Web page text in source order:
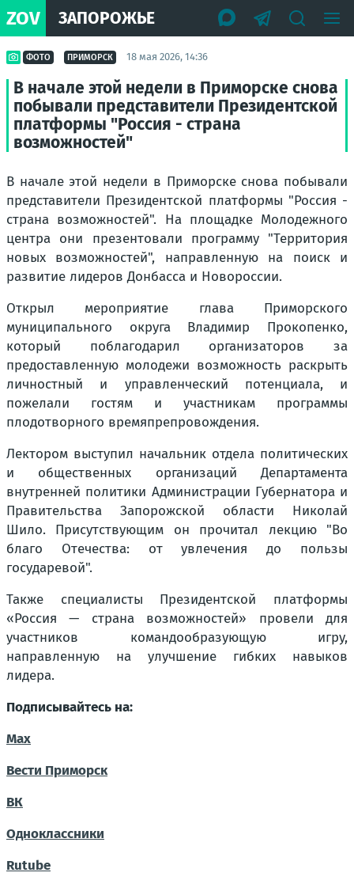
ZOV ЗАПОРОЖЬЕ
ФОТО ПРИМОРСК 18 мая 2026, 14:36
В начале этой недели в Приморске снова
побывали представители Президентской
платформы "Россия - страна
возможностей"
В начале этой недели в Приморске снова побывали
представители Президентской платформы "Россия -
страна возможностей". На площадке Молодежного
центра они презентовали программу "Территория
новых возможностей", направленную на поиск и
развитие лидеров Донбасса и Новороссии.
Открыл мероприятие глава Приморского
муниципального округа Владимир Прокопенко,
который поблагодарил организаторов за
предоставленную молодежи возможность раскрыть
личностный и управленческий потенциала, и
пожелали гостям и участникам программы
плодотворного времяпрепровождения.
Лектором выступил начальник отдела политических
и общественных организаций Департамента
внутренней политики Администрации Губернатора и
Правительства Запорожской области Николай
Шило. Присутствующим он прочитал лекцию "Во
благо Отечества: от увлечения до пользы
государевой".
Также специалисты Президентской платформы
«Россия — страна возможностей» провели для
участников командообразующую игру,
направленную на улучшение гибких навыков
лидера.
Подписывайтесь на:
Max
Вести Приморск
ВК
Одноклассники
Rutube